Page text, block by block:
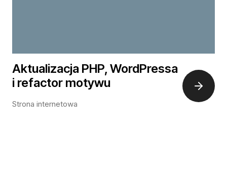
Aktualizacja PHP, WordPressa
i refactor motywu
Strona internetowa